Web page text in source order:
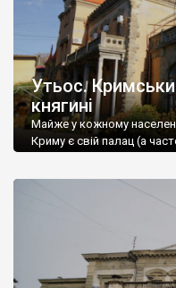
Утьос.
княгині
Майже у кожному
Криму є свій палац (а